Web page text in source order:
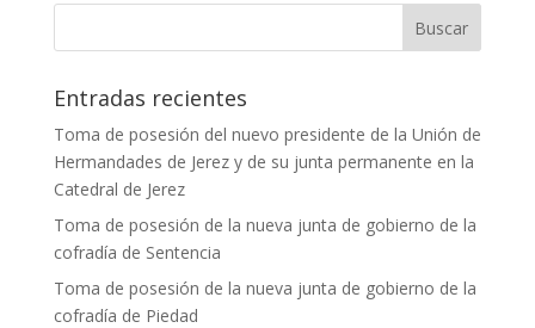
Entradas recientes
Toma de posesión del nuevo presidente de la Unión de
Hermandades de Jerez y de su junta permanente en la
Catedral de Jerez
Toma de posesión de la nueva junta de gobierno de la
cofradía de Sentencia
Toma de posesión de la nueva junta de gobierno de la
cofradía de Piedad